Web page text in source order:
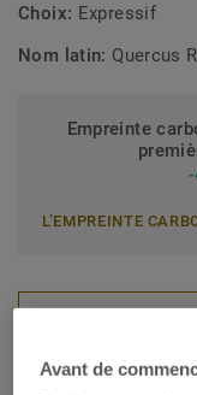
Choix: Expressif
Nom latin: Quercus
Empreinte
L’EMPREINTE
Avant de